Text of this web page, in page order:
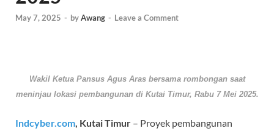
May 7, 2025 - byAwang - Leave a Comment
Wakil Ketua Pansus Agus Aras bersama rombongan saat
meninjau lokasi pembangunan di Kutai Timur, Rabu 7 Mei 2025.
Indcyber.com, Kutai Timur – Proyek pembangunan